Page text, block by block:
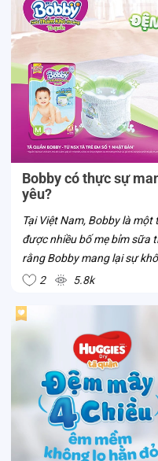
Bobby có thực sự
yêu?
Tại Việt Nam, Bobby là
được nhiều bố mẹ bỉm sữa
rằng Bobby mang lại sự
bé mặc tã. Liệu tã Bobby
2 5.8k